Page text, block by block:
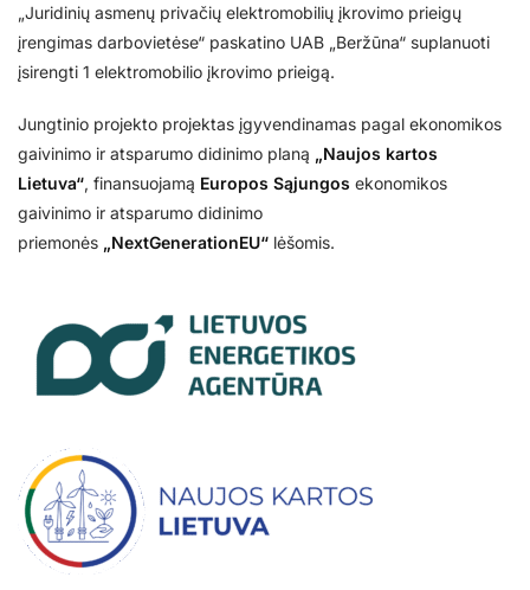
„Juridinių asmenų privačių elektromobilių įkrovimo prieigų
įrengimas darbovietėse“ paskatino UAB „Beržūna“ suplanuoti
įsirengti 1 elektromobilio įkrovimo prieigą.
Jungtinio projekto projektas įgyvendinamas pagal ekonomikos
gaivinimo ir atsparumo didinimo planą „Naujos kartos
Lietuva“, finansuojamą Europos Sąjungos ekonomikos
gaivinimo ir atsparumo didinimo
priemonės „NextGenerationEU“ lėšomis.